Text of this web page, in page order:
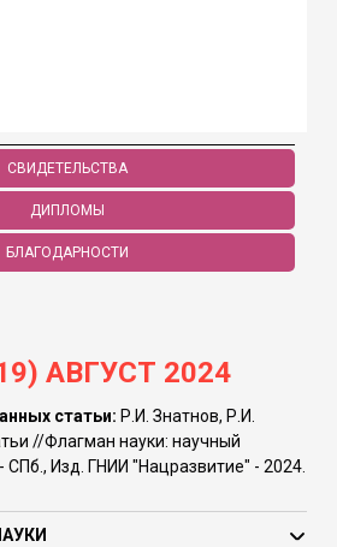
СВИДЕТЕЛЬСТВА
ДИПЛОМЫ
БЛАГОДАРНОСТИ
АВГУСТ 2024
статьи: Р.И. Знатнов, Р.И.
//Флагман науки: научный
СПб., Изд. ГНИИ "Нацразвитие" - 2024.